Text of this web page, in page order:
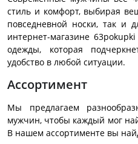
стиль и комфорт, выбирая
повседневной носки, так и
интернет-магазине
одежды, которая
удобство в любой ситуации.
Ассортимент
Мы предлагаем
мужчин, чтобы каждый мог
В нашем ассортименте вы